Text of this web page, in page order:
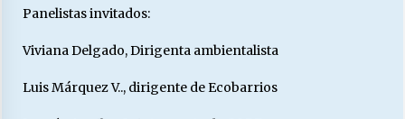
Panelistas invitados:
Viviana Delgado, Dirigenta ambientalista
Luis Márquez V.., dirigente de Ecobarrios